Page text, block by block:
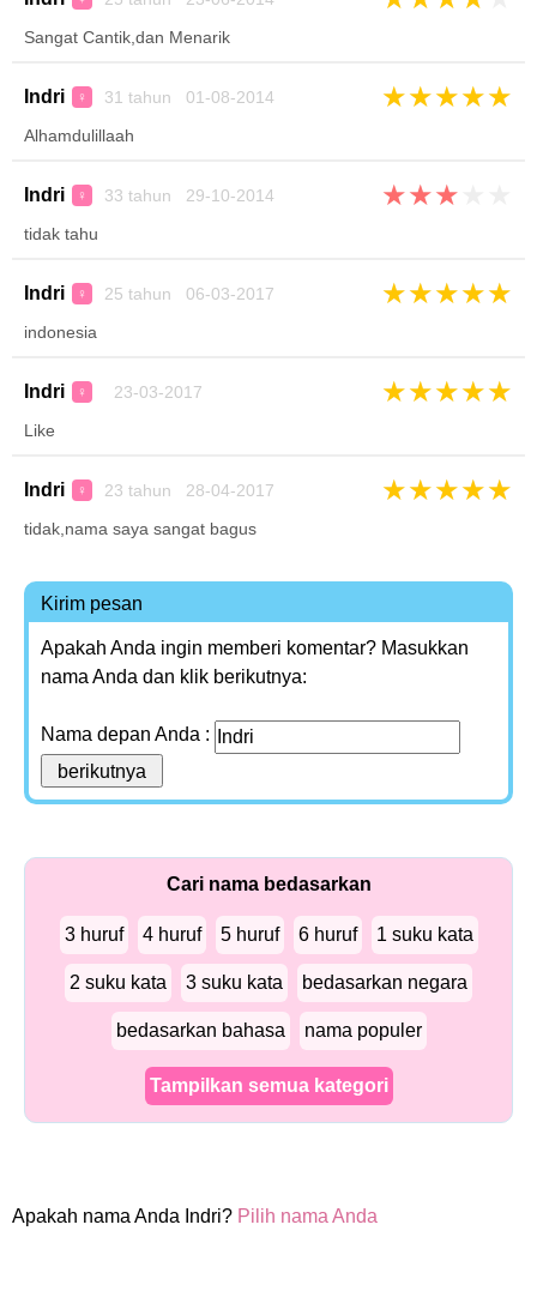
Sangat Cantik,dan Menarik
Indri ♀ 31 tahun 01-08-2014 ★★★★★
Alhamdulillaah
Indri ♀ 33 tahun 29-10-2014 ★★★
tidak tahu
Indri ♀ 25 tahun 06-03-2017 ★★★★★
indonesia
Indri ♀ 23-03-2017 ★★★★★
Like
Indri ♀ 23 tahun 28-04-2017 ★★★★★
tidak,nama saya sangat bagus
Kirim pesan
Apakah Anda ingin memberi komentar? Masukkan
nama Anda dan klik berikutnya:
Nama depan Anda :
Cari nama bedasarkan
3 huruf 4 huruf 5 huruf 6 huruf 1 suku kata
2 suku kata 3 suku kata bedasarkan negara
bedasarkan bahasa nama populer
Tampilkan semua kategori
Apakah nama Anda Indri? Pilih nama Anda